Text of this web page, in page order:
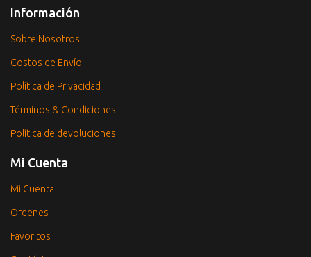
Información
Sobre Nosotros
Costos de Envío
Política de Privacidad
Términos & Condiciones
Política de devoluciones
Mi Cuenta
Mi Cuenta
Ordenes
Favoritos